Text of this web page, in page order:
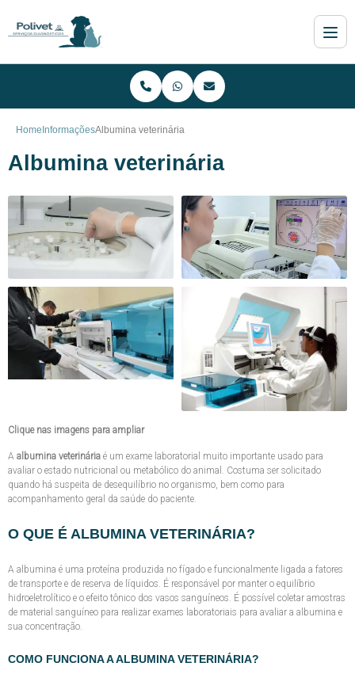
Home InformaçõesAlbumina veterinária
Albumina veterinária
Clique nas imagens para ampliar
A albumina veterinária é um exame laboratorial muito importante usado para
avaliar o estado nutricional ou metabólico do animal. Costuma ser solicitado
quando há suspeita de desequilíbrio no organismo, bem como para
acompanhamento geral da saúde do paciente.
O QUE É ALBUMINA VETERINÁRIA?
A albumina é uma proteína produzida no fígado e funcionalmente ligada a fatores
de transporte e de reserva de líquidos. É responsável por manter o equilíbrio
hidroeletrolítico e o efeito tônico dos vasos sanguíneos. É possível coletar amostras
de material sanguíneo para realizar exames laboratoriais para avaliar a albumina e
sua concentração.
COMO FUNCIONA A ALBUMINA VETERINÁRIA?